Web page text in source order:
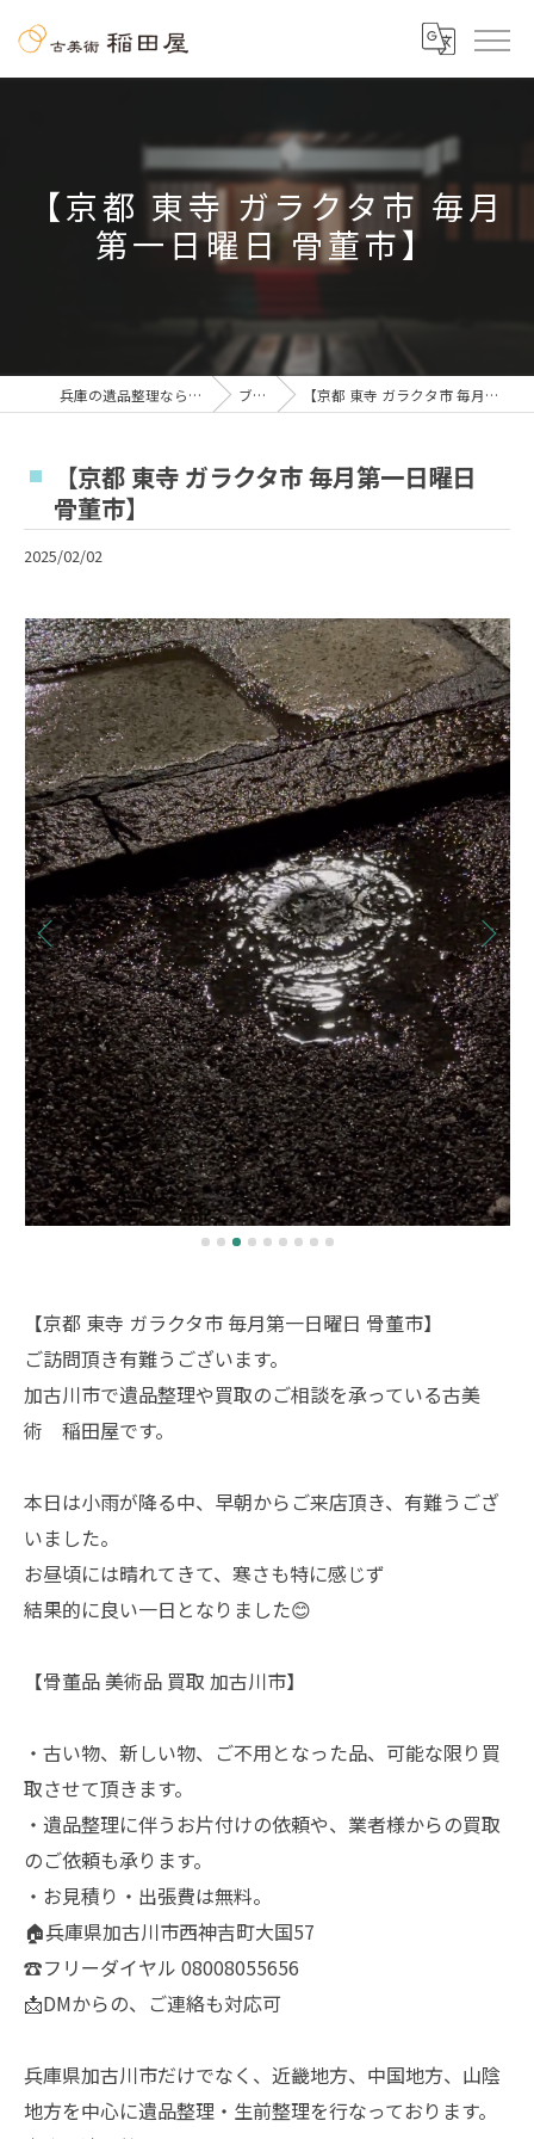
【京都 東寺 ガラクタ市 毎月
第一日曜日 骨董市】
兵庫の遺品整理なら古美術 稲田屋 ブログ 【京都 東寺 ガラクタ市 毎月第一日曜日 骨董市】
【京都 東寺 ガラクタ市 毎月第一日曜日
骨董市】
2025/02/02
【京都 東寺 ガラクタ市 毎月第一日曜日 骨董市】
ご訪問頂き有難うございます。
加古川市で遺品整理や買取のご相談を承っている古美
術 稲田屋です。
本日は小雨が降る中、早朝からご来店頂き、有難うござ
いました。
お昼頃には晴れてきて、寒さも特に感じず
結果的に良い一日となりました😊
【骨董品 美術品 買取 加古川市】
・古い物、新しい物、ご不用となった品、可能な限り買
取させて頂きます。
・遺品整理に伴うお片付けの依頼や、業者様からの買取
のご依頼も承ります。
・お見積り・出張費は無料。
🏠兵庫県加古川市西神吉町大国57
☎️フリーダイヤル 08008055656
📩DMからの、ご連絡も対応可
兵庫県加古川市だけでなく、近畿地方、中国地方、山陰
地方を中心に遺品整理・生前整理を行なっております。